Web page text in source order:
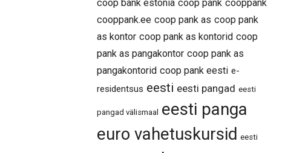
coop bank estonia coop pank cooppank
cooppank.ee coop pank as coop pank
as kontor coop pank as kontorid coop
pank as pangakontor coop pank as
pangakontorid coop pank eesti e-
residentsus eesti eesti pangad eesti
pangad välismaal eesti panga
euro vahetuskursid eesti